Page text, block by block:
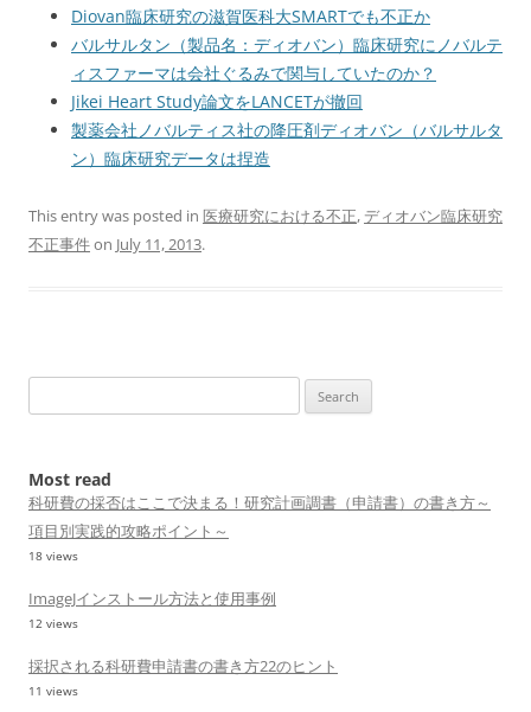
Diovan臨床研究の滋賀医科大SMARTでも不正か
バルサルタン（製品名：ディオバン）臨床研究にノバルテ
ィスファーマは会社ぐるみで関与していたのか？
Jikei Heart Study論文をLANCETが撤回
製薬会社ノバルティス社の降圧剤ディオバン（バルサルタ
ン）臨床研究データは捏造
This entry was posted in 医療研究における不正, ディオバン臨床研究
不正事件on July 11, 2013.
for:
Most read
科研費の採否はここで決まる！研究計画調書（申請書）の書き方～
項目別実践的攻略ポイント～
18 views
ImageJインストール方法と使用事例
12 views
採択される科研費申請書の書き方22のヒント
11 views